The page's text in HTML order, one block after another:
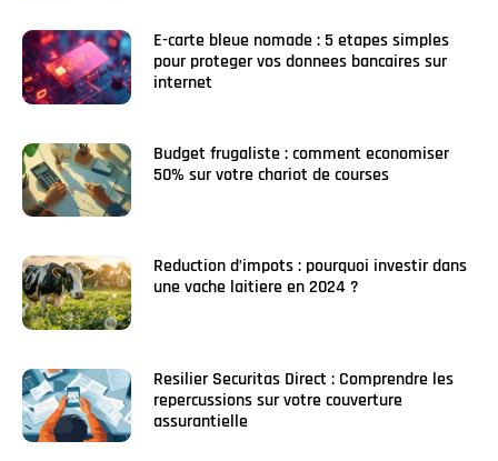
E-carte bleue nomade : 5 etapes simples
pour proteger vos donnees bancaires sur
internet
Budget frugaliste : comment economiser
50% sur votre chariot de courses
Reduction d’impots : pourquoi investir dans
une vache laitiere en 2024 ?
Resilier Securitas Direct : Comprendre les
repercussions sur votre couverture
assurantielle